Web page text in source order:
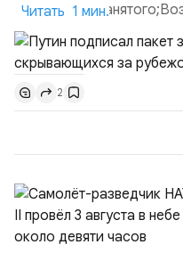
ИП или
недвижимости на
водительских
средств и на заключение
доверенности;Отказ в
договора,
Читать 1 мин.
2